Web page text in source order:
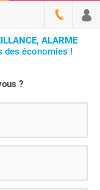
ALARME
des économies !
?